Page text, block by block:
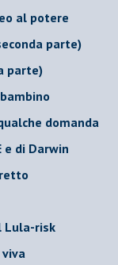
al potere
parte)
parte)
domanda
e di Darwin
Lula-risk